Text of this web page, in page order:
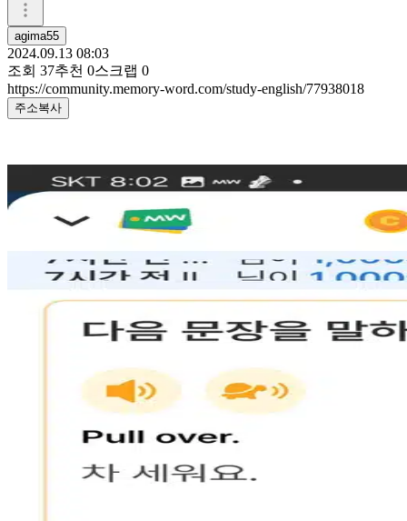
agima55
2024.09.13 08:03
조회 37추천 0스크랩 0
https://community.memory-word.com/study-english/77938018
주소복사